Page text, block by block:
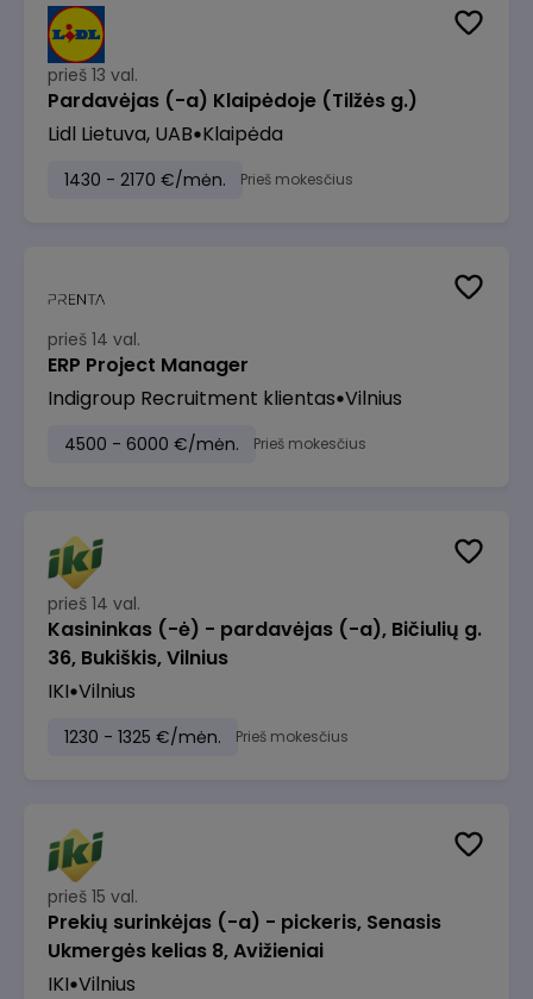
prieš 13 val.
Pardavėjas (-a) Klaipėdoje (Tilžės g.)
Lidl Lietuva, UAB Klaipėda
1430 - 2170 €/mėn. Prieš mokesčius
prieš 14 val.
ERP Project Manager
Indigroup Recruitment klientas Vilnius
4500 - 6000 €/mėn. Prieš mokesčius
prieš 14 val.
Kasininkas (-ė) - pardavėjas (-a), Bičiulių g.
36, Bukiškis, Vilnius
IKI Vilnius
1230 - 1325 €/mėn. Prieš mokesčius
prieš 15 val.
Prekių surinkėjas (-a) - pickeris, Senasis
Ukmergės kelias 8, Avižieniai
IKI Vilnius